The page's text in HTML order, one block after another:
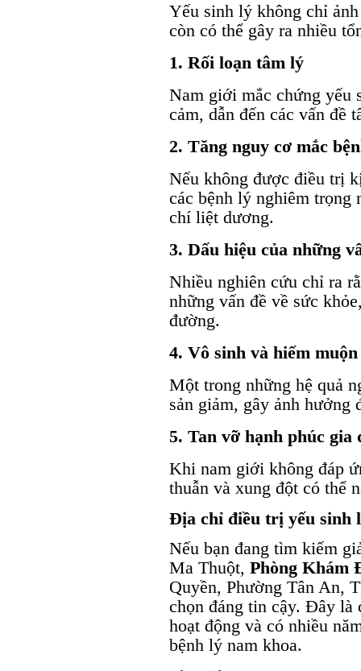
Yếu sinh lý không chỉ
còn có thể gây ra nhiều
1. Rối loạn tâm lý
Nam giới mắc chứng yếu
cảm, dẫn đến các vấn đề
2. Tăng nguy cơ mắc
Nếu không được điều trị
các bệnh lý nghiêm trọng
chí liệt dương.
3. Dấu hiệu của những
Nhiều nghiên cứu chỉ ra
những vấn đề về sức
đường.
4. Vô sinh và hiếm muộn
Một trong những hệ quả
sản giảm, gây ảnh hưởng
5. Tan vỡ hạnh phúc gia
Khi nam giới không đáp
thuẫn và xung đột có thể
Địa chỉ điều trị yếu sinh
Nếu bạn đang tìm kiếm
Ma Thuột, Phòng Khám
Quyền, Phường Tân An,
chọn đáng tin cậy. Đây là
hoạt động và có nhiều
bệnh lý nam khoa.